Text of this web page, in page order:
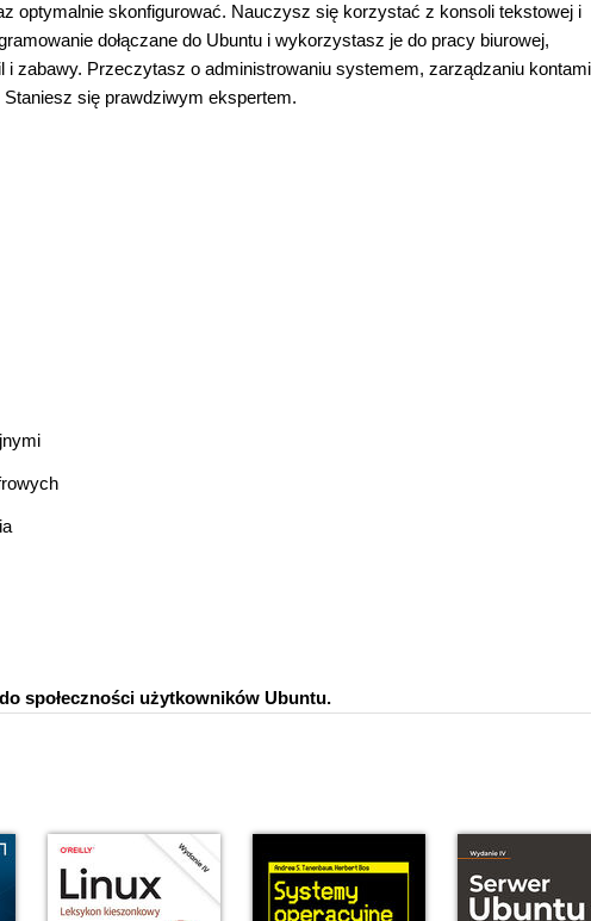
optymalnie skonfigurować. Nauczysz się korzystać z konsoli tekstowej i
dołączane do Ubuntu i wykorzystasz je do pracy biurowej,
i zabawy. Przeczytasz o administrowaniu systemem, zarządzaniu kontami
się prawdziwym ekspertem.
do społeczności użytkowników Ubuntu.